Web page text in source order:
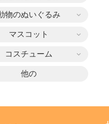
物のぬいぐるみ
マスコット
コスチューム
他の